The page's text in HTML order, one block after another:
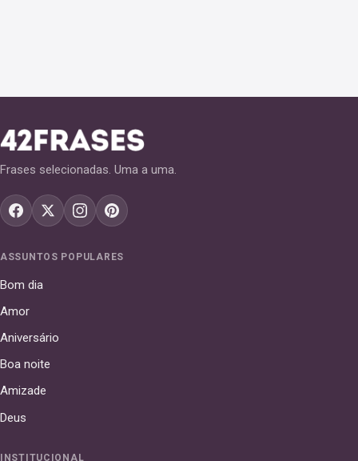
Frases selecionadas. Uma a uma.
ASSUNTOS POPULARES
Bom dia
Amor
Aniversário
Boa noite
Amizade
Deus
INSTITUCIONAL